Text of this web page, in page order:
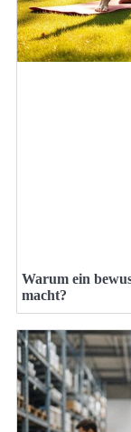
Warum ein
macht?